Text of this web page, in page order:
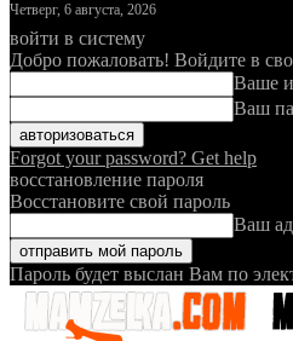
Четверг, 6 августа, 2026
войти в систему
Добро пожаловать! Войдите в
Ваше
Ваш
Forgot your password? Get help
восстановление пароля
Восстановите свой пароль
Ваш
Пароль будет выслан Вам по